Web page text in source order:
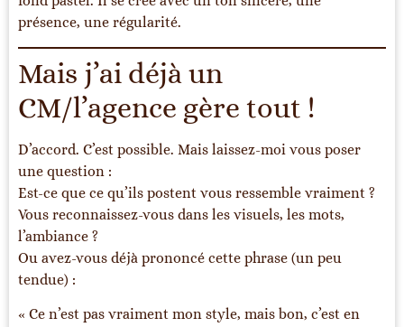
présence, une régularité.
Mais j’ai déjà un
CM/l’agence gère tout !
D’accord. C’est possible. Mais laissez-moi vous poser
une question :
Est-ce que ce qu’ils postent vous ressemble vraiment ?
Vous reconnaissez-vous dans les visuels, les mots,
l’ambiance ?
Ou avez-vous déjà prononcé cette phrase (un peu
tendue) :
« Ce n’est pas vraiment mon style, mais bon, c’est en